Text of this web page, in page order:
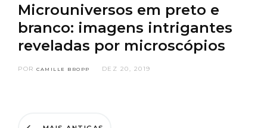
Microuniversos em preto e
branco: imagens intrigantes
reveladas por microscópios
POR CAMILLE BROPP DEZ 20, 2019